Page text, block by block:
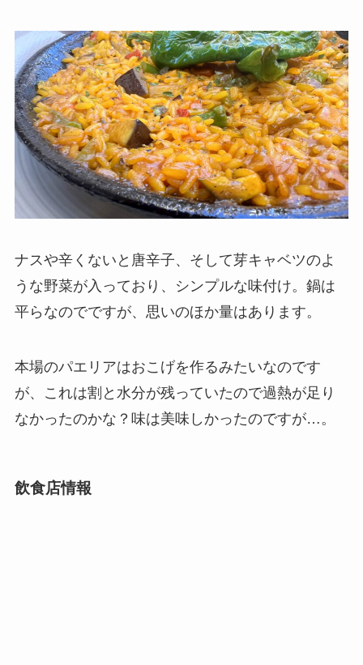
ナスや辛くないと唐辛子、そして芽キャベツのよ
うな野菜が入っており、シンプルな味付け。鍋は
平らなのでですが、思いのほか量はあります。
本場のパエリアはおこげを作るみたいなのです
が、これは割と水分が残っていたので過熱が足り
なかったのかな？味は美味しかったのですが…。
飲食店情報